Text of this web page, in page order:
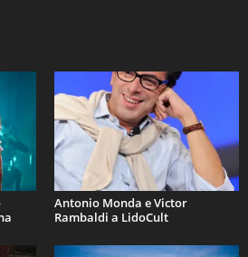
Antonio Monda e Victor
Rambaldi a LidoCult